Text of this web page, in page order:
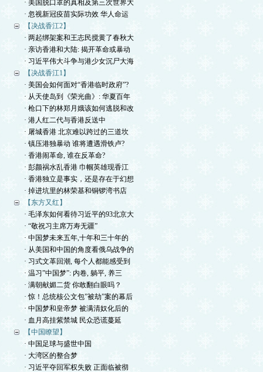
· 美国脱口罩的真相及第三次世界大
· 忽视新冠疫苗实际功效 华人命运
【决战香江2】
· 两起绑架案和王志民搅黄了春秋大
· 亲访香港和大陆: 揭开革命或暴动
· 习近平伟大斗争与港少女沉尸大海
【决战香江1】
· 美国会如何面对“香港临时政府”?
· 从天使岛到《荣光曲》: 华夏百年
· 枪口下的林郑月娥该如何逃脱和改
· 港人红二代与香港反送中
· 屠城香港 北京难以跨过的三道坎
· 镇压港独暴动 谁将遭遇滑铁卢?
· 香港闹革命, 谁在反革命?
· 彭颜祸水乱香港 巾帼英雄现香江
· 香港独立是事实，还是存在于幻想
· 掉进坑里的林荣基和铜锣湾书店
【东方又红】
· 毛泽东如何看待习近平的93北京大
· “敬祝习主席万寿无疆”
· 中国梦未来五年,十年和三十年的
· 从美国和中国的角度看俄乌战争的
· 习式文革回潮, 每个人都能感受到
· 温习”中国梦”: 内卷, 躺平, 养三
· 满朝献媚二货 你敢翻白眼吗？
· 惊！总统核公文包”被劫”案的幕后
· 中国梦和皇帝梦 被满清奴化后的
· 血月高挂紫禁城 民众恐谎蔓延
【中国瞭望】
· 中国足球与盛世中国
· 大湾区的整合梦
· 习近平夺回军权失败 正面临被彻